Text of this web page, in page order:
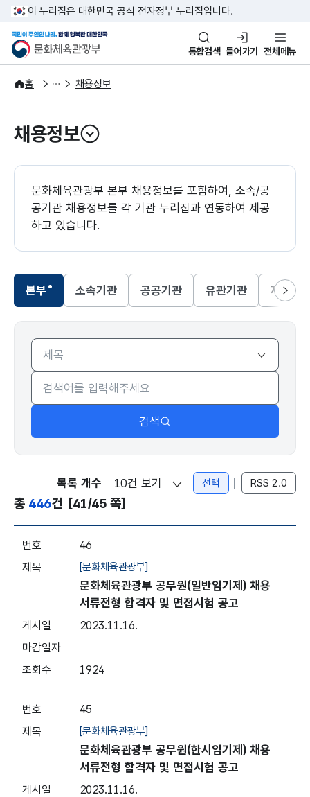
본문 바로가기
주메뉴 바로가기
이 누리집은 대한민국 공식 전자정부 누리집입니다.
문화체육관광부
국민이 주인인 나라, 함께 행복
통합검색 들어가기 전체메뉴
홈
알림·소식
알림 채용정보
채용정보
열기
문화체육관광부 본부 채용정보를 포함하여, 소속/공
공기관 채용정보를 각 기관 누리집과 연동하여 제공
하고 있습니다.
본부
선택됨
소속기관
선택됨
공공기관
선택됨
유관기관
선택됨
재외한
다음
본부
검색
총 446건 [41/45 쪽]
목록 개수 선택 RSS 2.0
46
[문화체육관광부]
문화체육관광부 공무원(일반임기제) 채용
서류전형 합격자 및 면접시험 공고
2023.11.16.
1924
45
[문화체육관광부]
문화체육관광부 공무원(한시임기제) 채용
서류전형 합격자 및 면접시험 공고
2023.11.16.